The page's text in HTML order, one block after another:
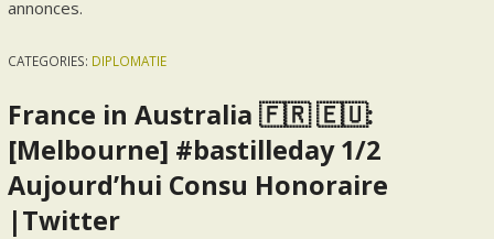
annonces.
CATEGORIES: DIPLOMATIE
France in Australia 🇫🇷 🇪🇺:
[Melbourne] #bastilleday 1/2
Aujourd’hui Consu Honoraire
|Twitter